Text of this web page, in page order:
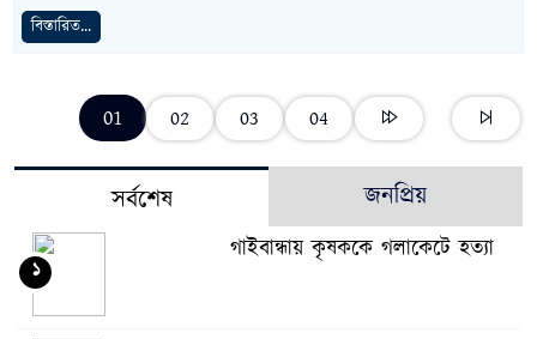
বিস্তারিত...
01 02 03 04
সর্বশেষ জনপ্রিয়
গাইবান্ধায় কৃষককে গলাকেটে হত্যা
১